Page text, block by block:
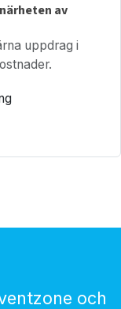
av
uppdrag i
och